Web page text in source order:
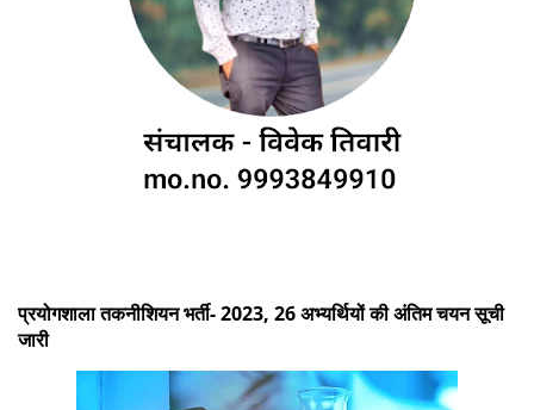
प्रयोगशाला तकनीशियन भर्ती- 2023, 26 अभ्यर्थियों की अंतिम चयन सूची
जारी